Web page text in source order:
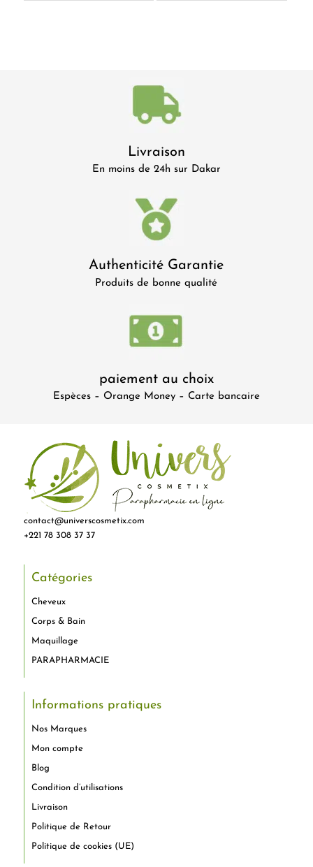
Livraison
En moins de 24h sur Dakar
Authenticité Garantie
Produits de bonne qualité
paiement au choix
Espèces – Orange Money – Carte bancaire
contact@universcosmetix.com
+221 78 308 37 37
Catégories
Cheveux
Corps & Bain
Maquillage
PARAPHARMACIE
Informations pratiques
Nos Marques
Mon compte
Blog
Condition d’utilisations
Livraison
Politique de Retour
Politique de cookies (UE)